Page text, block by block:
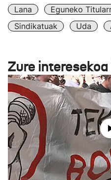
Lana
Eguneko
Sindikatuak
Uda
Zure